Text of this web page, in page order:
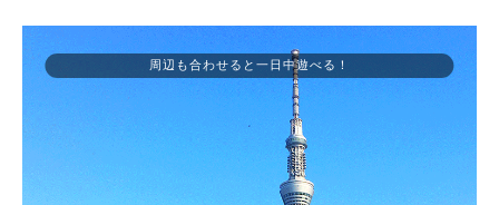
周辺も合わせると一日中遊べる！